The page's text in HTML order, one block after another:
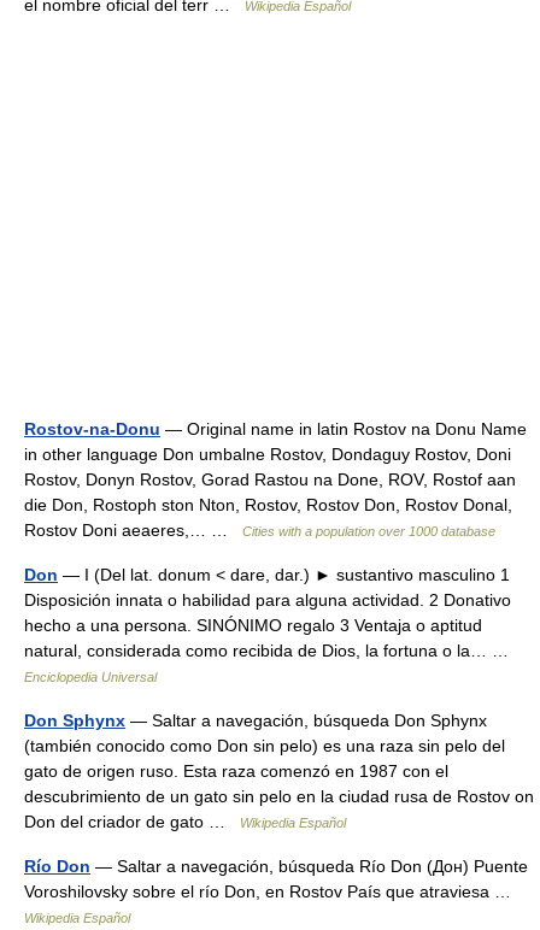
el nombre oficial del terr …
Wikipedia Español
Rostov-na-Donu — Original name in latin Rostov na Donu Name
in other language Don umbalne Rostov, Dondaguy Rostov, Doni
Rostov, Donyn Rostov, Gorad Rastou na Done, ROV, Rostof aan
die Don, Rostoph ston Nton, Rostov, Rostov Don, Rostov Donal,
Rostov Doni aeaeres,… …
Cities with a population over 1000 database
Don — I (Del lat. donum < dare, dar.) ► sustantivo masculino 1
Disposición innata o habilidad para alguna actividad. 2 Donativo
hecho a una persona. SINÓNIMO regalo 3 Ventaja o aptitud
natural, considerada como recibida de Dios, la fortuna o la… …
Enciclopedia Universal
Don Sphynx — Saltar a navegación, búsqueda Don Sphynx
(también conocido como Don sin pelo) es una raza sin pelo del
gato de origen ruso. Esta raza comenzó en 1987 con el
descubrimiento de un gato sin pelo en la ciudad rusa de Rostov on
Don del criador de gato …
Wikipedia Español
Río Don — Saltar a navegación, búsqueda Río Don (Дон) Puente
Voroshilovsky sobre el río Don, en Rostov País que atraviesa …
Wikipedia Español